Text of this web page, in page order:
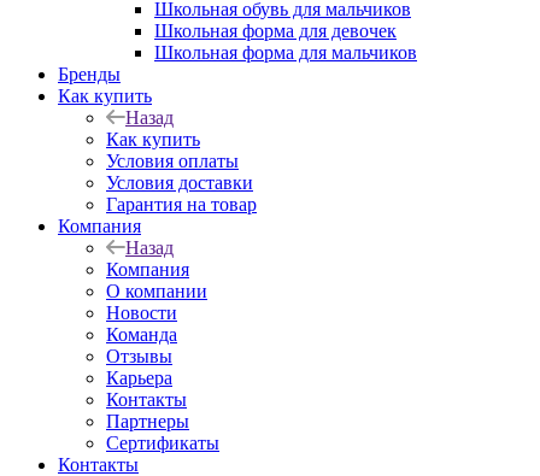
Школьная обувь для мальчиков
Школьная форма для девочек
Школьная форма для мальчиков
Бренды
Как купить
Назад
Как купить
Условия оплаты
Условия доставки
Гарантия на товар
Компания
Назад
Компания
О компании
Новости
Команда
Отзывы
Карьера
Контакты
Партнеры
Сертификаты
Контакты